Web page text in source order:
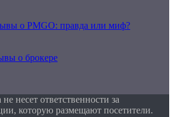
о PMGO: правда или миф?
о брокере
несет ответственности за
которую размещают посетители.